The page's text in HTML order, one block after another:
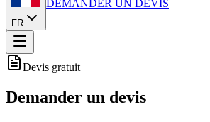
FR
DEMANDER UN DEVIS
Devis gratuit
Demander un devis